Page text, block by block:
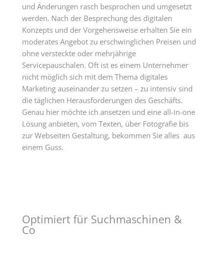
und Änderungen rasch besprochen und umgesetzt
werden. Nach der Besprechung des digitalen
Konzepts und der Vorgehensweise erhalten Sie ein
moderates Angebot zu erschwinglichen Preisen und
ohne versteckte oder mehrjährige
Servicepauschalen. Oft ist es einem Unternehmer
nicht möglich sich mit dem Thema digitales
Marketing auseinander zu setzen – zu intensiv sind
die täglichen Herausforderungen des Geschäfts.
Genau hier möchte ich ansetzen und eine all-in-one
Lösung anbieten, vom Texten, über Fotografie bis
zur Webseiten Gestaltung, bekommen Sie alles aus
einem Guss.
Optimiert für Suchmaschinen &
Co